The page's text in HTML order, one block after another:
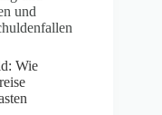
und
Wie